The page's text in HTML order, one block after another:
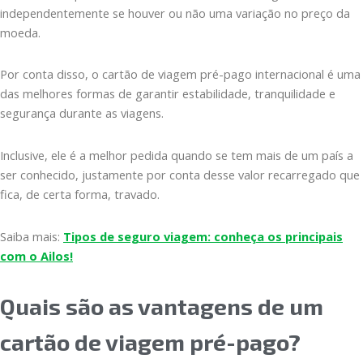
independentemente se houver ou não uma variação no preço da
moeda.
Por conta disso, o cartão de viagem pré-pago internacional é uma
das melhores formas de garantir estabilidade, tranquilidade e
segurança durante as viagens.
Inclusive, ele é a melhor pedida quando se tem mais de um país a
ser conhecido, justamente por conta desse valor recarregado que
fica, de certa forma, travado.
Saiba mais: Tipos de seguro viagem: conheça os principais
com o Ailos!
Quais são as vantagens de um
cartão de viagem pré-pago?